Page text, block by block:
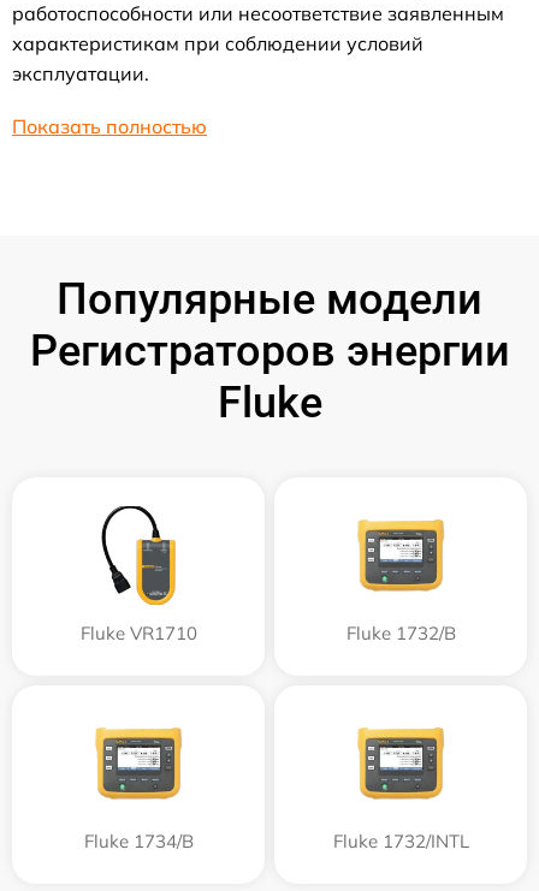
работоспособности или несоответствие заявленным
характеристикам при соблюдении условий
эксплуатации.
Показать полностью
Популярные модели
Регистраторов энергии
Fluke
Fluke VR1710 Fluke 1732/B
Fluke 1734/B Fluke 1732/INTL